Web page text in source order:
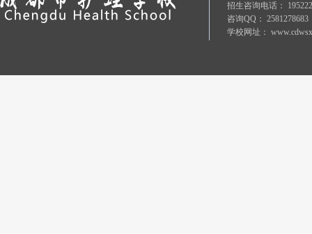
招生咨询电话：
咨询QQ： 2581278683
学校网址：